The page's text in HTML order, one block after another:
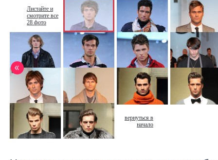
Листайте и
смотрите все
28 фото
вернуться в
начало